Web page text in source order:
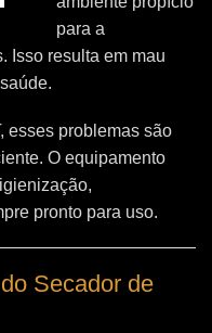
para a
Isso resulta em mau
esses problemas são
O equipamento
pronto para uso.
Secador de